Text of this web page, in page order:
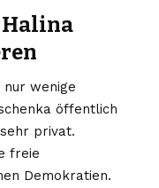
wenige
öffentlich
privat.
freie
Demokratien.